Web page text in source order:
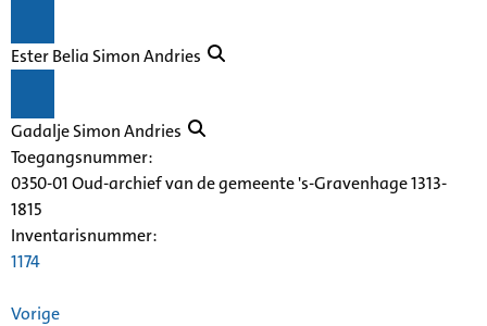
Ester Belia Simon Andries
Gadalje Simon Andries
Toegangsnummer:
0350-01 Oud-archief van de gemeente 's-Gravenhage 1313-
1815
Inventarisnummer:
1174
Vorige